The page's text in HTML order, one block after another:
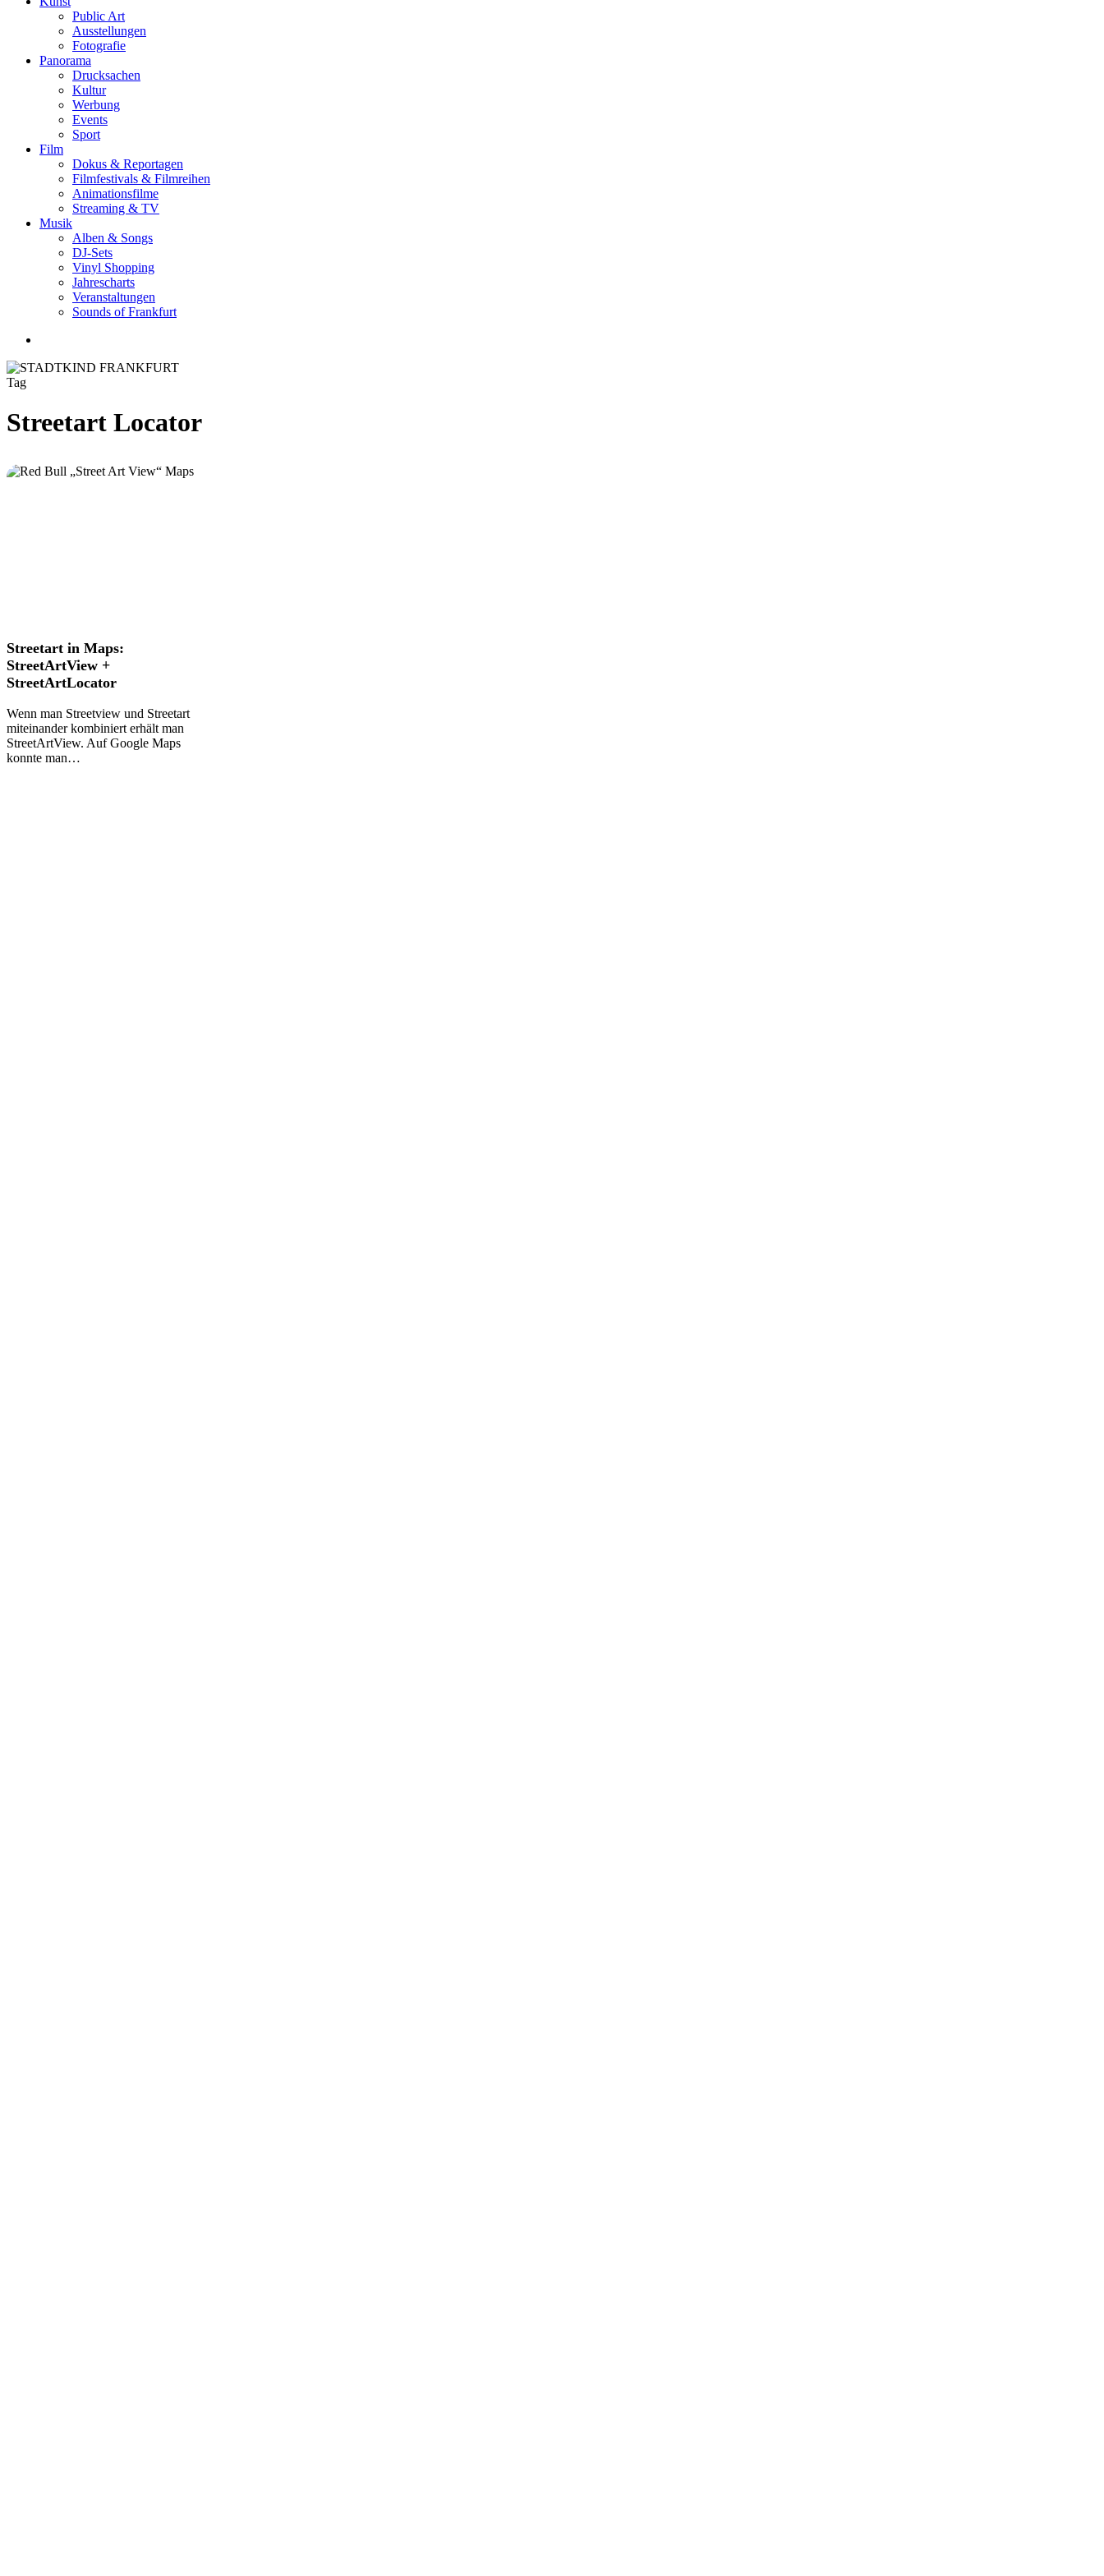
Public Art
Ausstellungen
Fotografie
Panorama
Drucksachen
Kultur
Werbung
Events
Sport
Film
Dokus & Reportagen
Filmfestivals & Filmreihen
Animationsfilme
Streaming & TV
Musik
Alben & Songs
DJ-Sets
Vinyl Shopping
Jahrescharts
Veranstaltungen
Sounds of Frankfurt
Tag
Streetart Locator
Streetart
in
Maps:
StreetArtView
StreetArtLocator
Streetart in Maps:
StreetArtView +
StreetArtLocator
Wenn man Streetview und Streetart
miteinander kombiniert erhält man
StreetArtView. Auf Google Maps
konnte man…